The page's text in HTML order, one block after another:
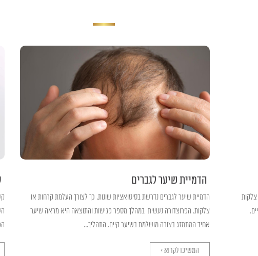
צלקות
הדמיית שיער לגברים
הדמיית שיער לגברים נדרשת בסיטואציות שונות. כך לצורך העלמת קרחות או
צלקות. הפרוצדורה נעשית במהלך מספר פגישות והתוצאה היא מראה שיער
אחיד המתמזג בצורה מושלמת בשיער קיים. התהליך...
המשיכו לקרוא >